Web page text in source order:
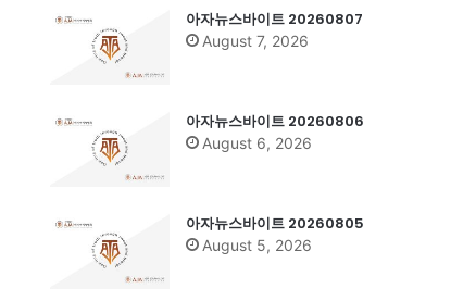
아자뉴스바이트 20260807
August 7, 2026
아자뉴스바이트 20260806
August 6, 2026
아자뉴스바이트 20260805
August 5, 2026